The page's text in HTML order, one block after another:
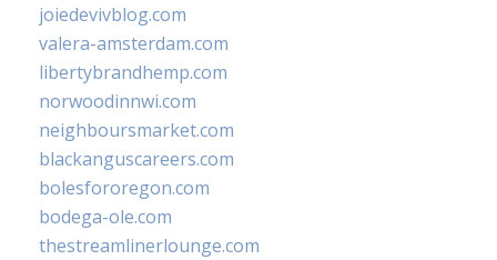
joiedevivblog.com
valera-amsterdam.com
libertybrandhemp.com
norwoodinnwi.com
neighboursmarket.com
blackanguscareers.com
bolesfororegon.com
bodega-ole.com
thestreamlinerlounge.com